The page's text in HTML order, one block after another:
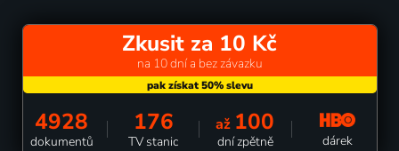
Zkusit za 10 Kč
na 10 dní a bez závazku
4928
dokumentů
176
TV stanic
až 100
dní zpětně dárek